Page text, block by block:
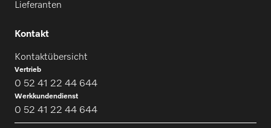
Lieferanten
Kontakt
Kontaktübersicht
Vertrieb
0 52 41 22 44 644
Werkkundendienst
0 52 41 22 44 644